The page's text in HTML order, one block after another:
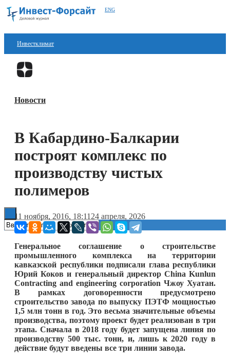
ENG
Инвестклимат
Финансы
Блокчейн
Книги
Новости
В Кабардино-Балкарии
построят комплекс по
производству чистых
полимеров
11 ноября, 2016, 18:11 24 апреля, 2026
Генеральное соглашение о строительстве
промышленного комплекса на территории
кавказской республики подписали глава республики
Юрий Коков и генеральный директор China Kunlun
Contracting and engineering corporation Чжоу Хуатан.
В рамках договоренности предусмотрено
строительство завода по выпуску ПЭТФ мощностью
1,5 млн тонн в год. Это весьма значительные объемы
производства, поэтому проект будет реализован в три
этапа. Сначала в 2018 году будет запущена линия по
производству 500 тыс. тонн, и, лишь к 2020 году в
действие будут введены все три линии завода.